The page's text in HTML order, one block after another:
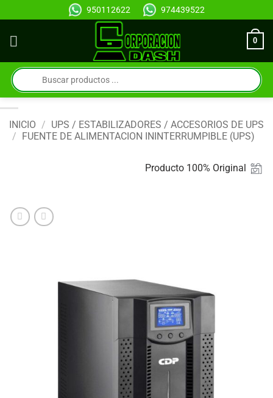
al
contenido
950112622 974439522
0
Búsqueda
de
productos
INICIO / UPS / ESTABILIZADORES / ACCESORIOS DE UPS
/ FUENTE DE ALIMENTACION ININTERRUMPIBLE (UPS)
Producto 100% Original